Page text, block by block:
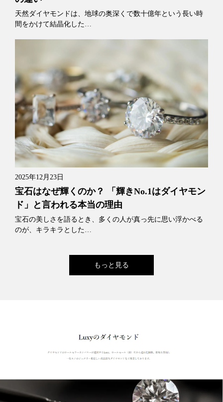
天然ダイヤモンドは、地球の奥深くで数十億年という長い時
間をかけて結晶化した…
2025年12月23日
宝石はなぜ輝くのか？ 「輝きNo.1はダイヤモン
ド」と言われる本当の理由
宝石の美しさを語るとき、多くの人が真っ先に思い浮かべる
のが、キラキラとした…
もっと見る